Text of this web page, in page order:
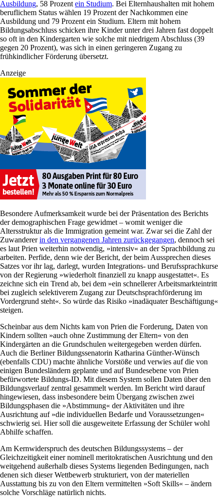
Ausbildung, 58 Prozent ein Studium. Bei Elternhaushalten mit hohem
beruflichem Status wählen 19 Prozent der Nachkommen eine
Ausbildung und 79 Prozent ein Studium. Eltern mit hohem
Bildungsabschluss schicken ihre Kinder unter drei Jahren fast doppelt
so oft in den Kindergarten wie solche mit niedrigem Abschluss (39
gegen 20 Prozent), was sich in einen geringeren Zugang zu
frühkindlicher Förderung übersetzt.
Anzeige
Besondere Aufmerksamkeit wurde bei der Präsentation des Berichts
der demographischen Frage gewidmet – womit weniger die
Altersstruktur als die Immigration gemeint war. Zwar sei die Zahl der
Zuwandererin den vergangenen Jahren zurückgegangen, dennoch sei
es laut Prien weiterhin notwendig, »intensiv« an der Sprachbildung zu
arbeiten. Perfide, denn wie der Bericht, der beim Aussprechen dieses
Satzes vor ihr lag, darlegt, wurden Integrations- und Berufssprachkurse
von der Regierung »wiederholt finanziell zu knapp ausgestattet«. Es
zeichne sich ein Trend ab, bei dem »ein schnellerer Arbeitsmarkteintritt
bei zugleich selektiverem Zugang zur Deutschsprachförderung im
Vordergrund steht«. So würde das Risiko »inadäquater Beschäftigung«
steigen.
Scheinbar aus dem Nichts kam von Prien die Forderung, Daten von
Kindern sollten »auch ohne Zustimmung der Eltern« von den
Kindergärten an die Grundschulen weitergegeben werden dürfen.
Auch die Berliner Bildungssenatorin Katharina Günther-Wünsch
(ebenfalls CDU) machte ähnliche Vorstöße und verwies auf die von
einigen Bundesländern geplante und auf Bundesebene von Prien
befürwortete Bildungs-ID. Mit diesem System sollen Daten über den
Bildungsverlauf zentral gesammelt werden. Im Bericht wird darauf
hingewiesen, dass insbesondere beim Übergang zwischen zwei
Bildungsphasen die »Abstimmung« der Aktivitäten und ihre
Ausrichtung auf »die individuellen Bedarfe und Voraussetzungen«
schwierig sei. Hier soll die ausgeweitete Erfassung der Schüler wohl
Abhilfe schaffen.
Am Kernwiderspruch des deutschen Bildungssystems – der
Gleichzeitigkeit einer nominell meritokratischen Ausrichtung und den
weitgehend außerhalb dieses Systems liegenden Bedingungen, nach
denen sich dieser Wettbewerb strukturiert, von der materiellen
Ausstattung bis zu von den Eltern vermittelten »Soft Skills« – ändern
solche Vorschläge natürlich nichts.